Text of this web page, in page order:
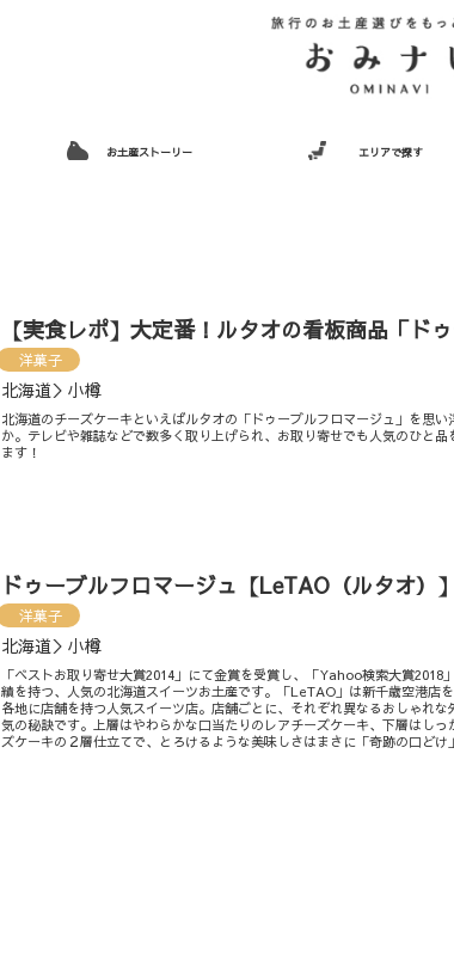
お土産ストーリー エリアで探す
【実食レポ】大定番！ルタオの看板商品「ド
洋菓子
北海道＞小樽
北海道のチーズケーキといえばルタオの「ドゥーブルフロマージュ」を思
か。テレビや雑誌などで数多く取り上げられ、お取り寄せでも人気のひと
ます！
ドゥーブルフロマージュ【LeTAO（ルタオ）】
洋菓子
北海道＞小樽
「ベストお取り寄せ大賞2014」にて金賞を受賞し、「Yahoo検索大賞2018
績を持つ、人気の北海道スイーツお土産です。「LeTAO」は新千歳空港店
各地に店舗を持つ人気スイーツ店。店舗ごとに、それぞれ異なるおしゃれ
気の秘訣です。上層はやわらかな口当たりのレアチーズケーキ、下層はし
ズケーキの２層仕立てで、とろけるような美味しさはまさに「奇跡の口どけ